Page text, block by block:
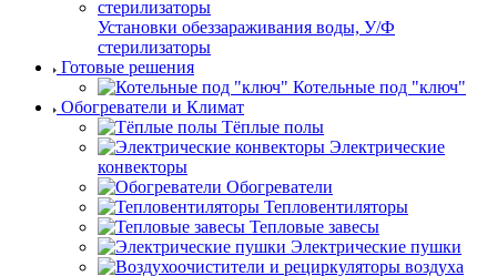
Установки обеззараживания воды, У/Ф
стерилизаторы
Готовые решения
Котельные под "ключ"
Обогреватели и Климат
Тёплые полы
Электрические
конвекторы
Обогреватели
Тепловентиляторы
Тепловые завесы
Электрические пушки